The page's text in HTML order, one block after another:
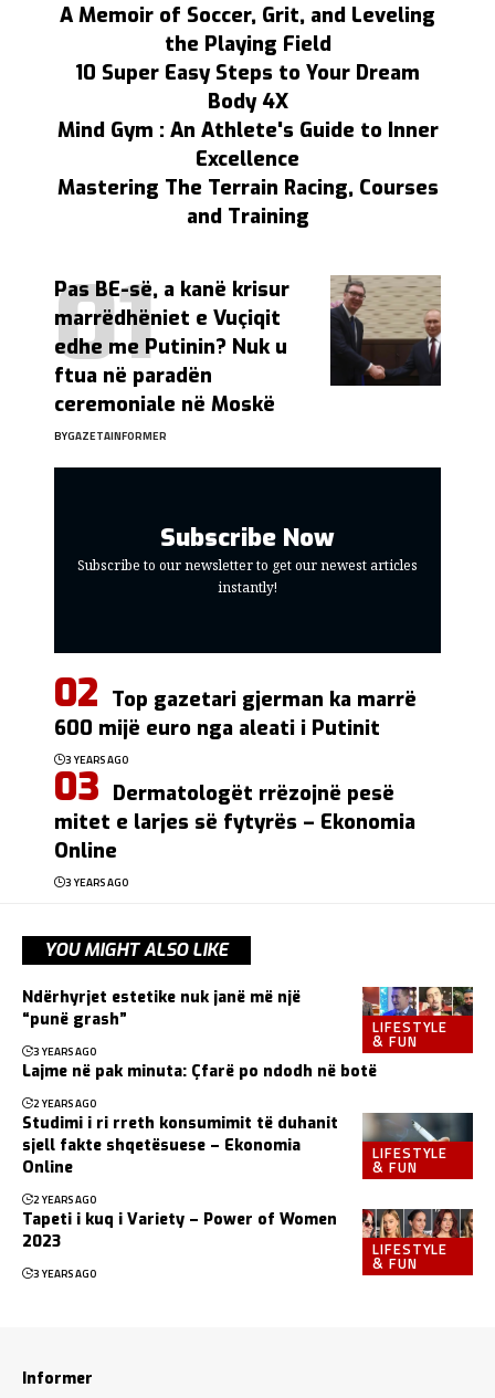
A Memoir of Soccer, Grit, and Leveling
the Playing Field
10 Super Easy Steps to Your Dream
Body 4X
Mind Gym : An Athlete's Guide to Inner
Excellence
Mastering The Terrain Racing, Courses
and Training
Pas BE-së, a kanë krisur
marrëdhëniet e Vuçiqit
edhe me Putinin? Nuk u
ftua në paradën
ceremoniale në Moskë
BYGAZETAINFORMER
Subscribe Now
Subscribe to our newsletter to get our newest articles
instantly!
Top gazetari gjerman ka marrë
600 mijë euro nga aleati i Putinit
3 YEARS AGO
Dermatologët rrëzojnë pesë
mitet e larjes së fytyrës – Ekonomia
Online
3 YEARS AGO
YOU MIGHT ALSO LIKE
LIFESTYLE
& FUN
Ndërhyrjet estetike nuk janë më një
“punë grash”
3 YEARS AGO
Lajme në pak minuta: Çfarë po ndodh në botë
2 YEARS AGO
LIFESTYLE
& FUN
Studimi i ri rreth konsumimit të duhanit
sjell fakte shqetësuese – Ekonomia
Online
2 YEARS AGO
LIFESTYLE
& FUN
Tapeti i kuq i Variety – Power of Women
2023
3 YEARS AGO
Informer